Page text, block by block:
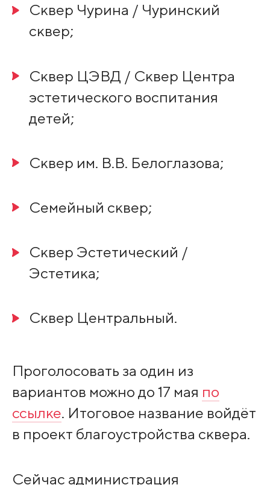
Сквер Чурина / Чуринский
сквер;
Сквер ЦЭВД / Сквер Центра
эстетического воспитания
детей;
Сквер им. В.В. Белоглазова;
Семейный сквер;
Сквер Эстетический /
Эстетика;
Сквер Центральный.
Проголосовать за один из
вариантов можно до 17 мая по
ссылке. Итоговое название войдёт
в проект благоустройства сквера.
Сейчас администрация